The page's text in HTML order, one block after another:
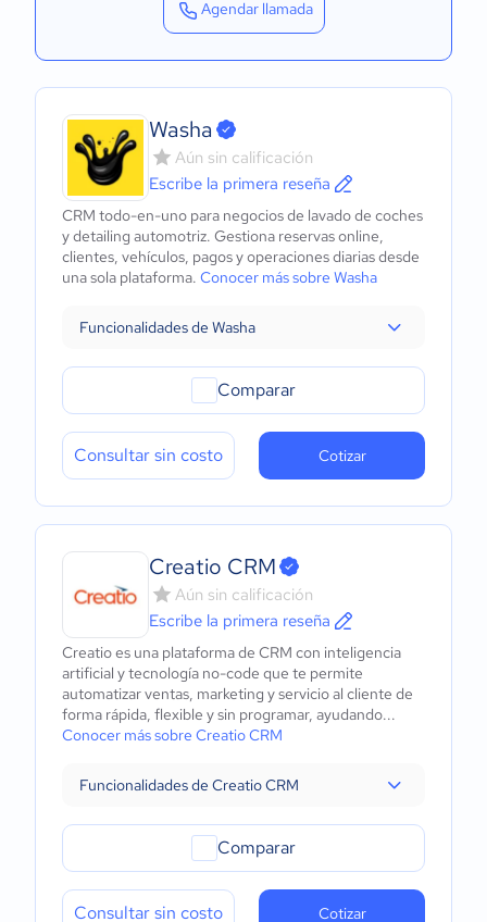
Agendar llamada
Washa
Aún sin calificación
Escribe la primera reseña
CRM todo-en-uno para negocios de lavado de coches
y detailing automotriz. Gestiona reservas online,
clientes, vehículos, pagos y operaciones diarias desde
una sola plataforma. Conocer más sobre Washa
Funcionalidades de Washa
Comparar
Consultar sin costo Cotizar
Creatio CRM
Aún sin calificación
Escribe la primera reseña
Creatio es una plataforma de CRM con inteligencia
artificial y tecnología no-code que te permite
automatizar ventas, marketing y servicio al cliente de
forma rápida, flexible y sin programar, ayudando...
Conocer más sobre Creatio CRM
Funcionalidades de Creatio CRM
Comparar
Consultar sin costo Cotizar